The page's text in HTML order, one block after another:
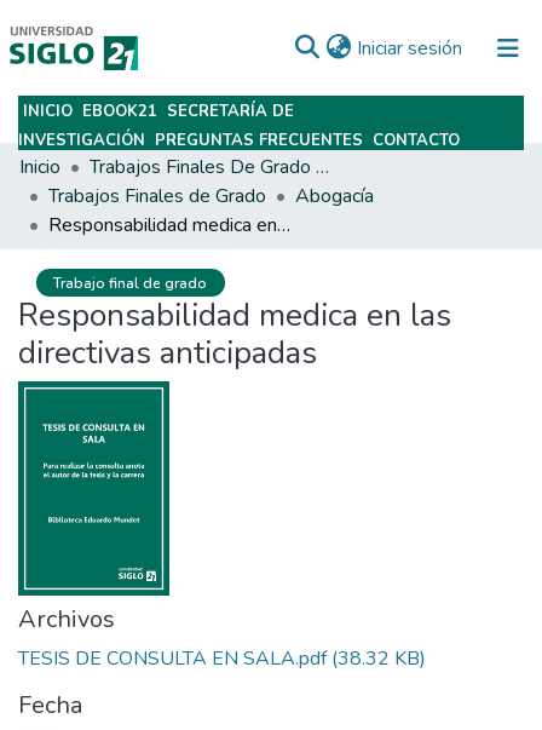
Iniciar sesión (current)
Subir
INICIO EBOOK21 SECRETARÍA DE
INVESTIGACIÓN PREGUNTAS FRECUENTES CONTACTO
Inicio
Trabajos Finales De Grado Y Posgrado
Trabajos Finales de Grado
Abogacía
Responsabilidad medica en las directivas anticipadas
Trabajo final de grado
Responsabilidad medica en las
directivas anticipadas
Archivos
TESIS DE CONSULTA EN SALA.pdf(38.32 KB)
Fecha